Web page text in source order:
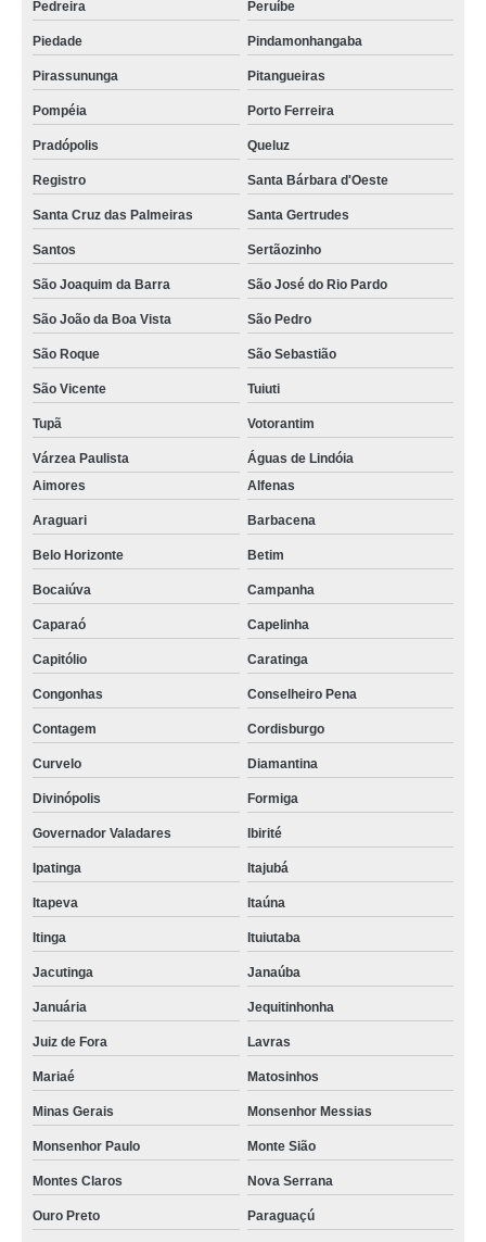
Pedreira Peruíbe
Piedade Pindamonhangaba
Pirassununga Pitangueiras
Pompéia Porto Ferreira
Pradópolis Queluz
Registro Santa Bárbara d'Oeste
Santa Cruz das Palmeiras Santa Gertrudes
Santos Sertãozinho
São Joaquim da Barra São José do Rio Pardo
São João da Boa Vista São Pedro
São Roque São Sebastião
São Vicente Tuiuti
Tupã Votorantim
Várzea Paulista
Águas de Lindóia
Aimores
Alfenas
Araguari Barbacena
Belo Horizonte Betim
Bocaiúva Campanha
Caparaó Capelinha
Capitólio Caratinga
Congonhas Conselheiro Pena
Contagem Cordisburgo
Curvelo Diamantina
Divinópolis Formiga
Governador Valadares Ibirité
Ipatinga Itajubá
Itapeva Itaúna
Itinga Ituiutaba
Jacutinga Janaúba
Januária Jequitinhonha
Juiz de Fora Lavras
Mariaé Matosinhos
Minas Gerais Monsenhor Messias
Monsenhor Paulo Monte Sião
Montes Claros Nova Serrana
Ouro Preto Paraguaçú